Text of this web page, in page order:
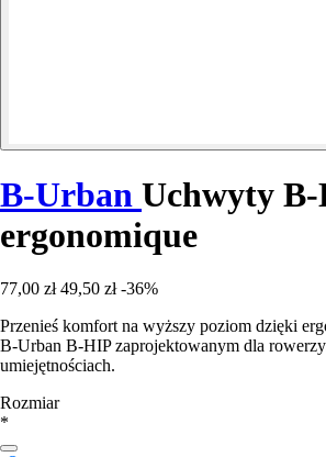
B-Urban Uchwyty
ergonomique
77,00 zł 49,50 zł -36%
Przenieś komfort na wyższy poziom dzięki
B-Urban B-HIP zaprojektowanym dla
umiejętnościach.
Rozmiar
*